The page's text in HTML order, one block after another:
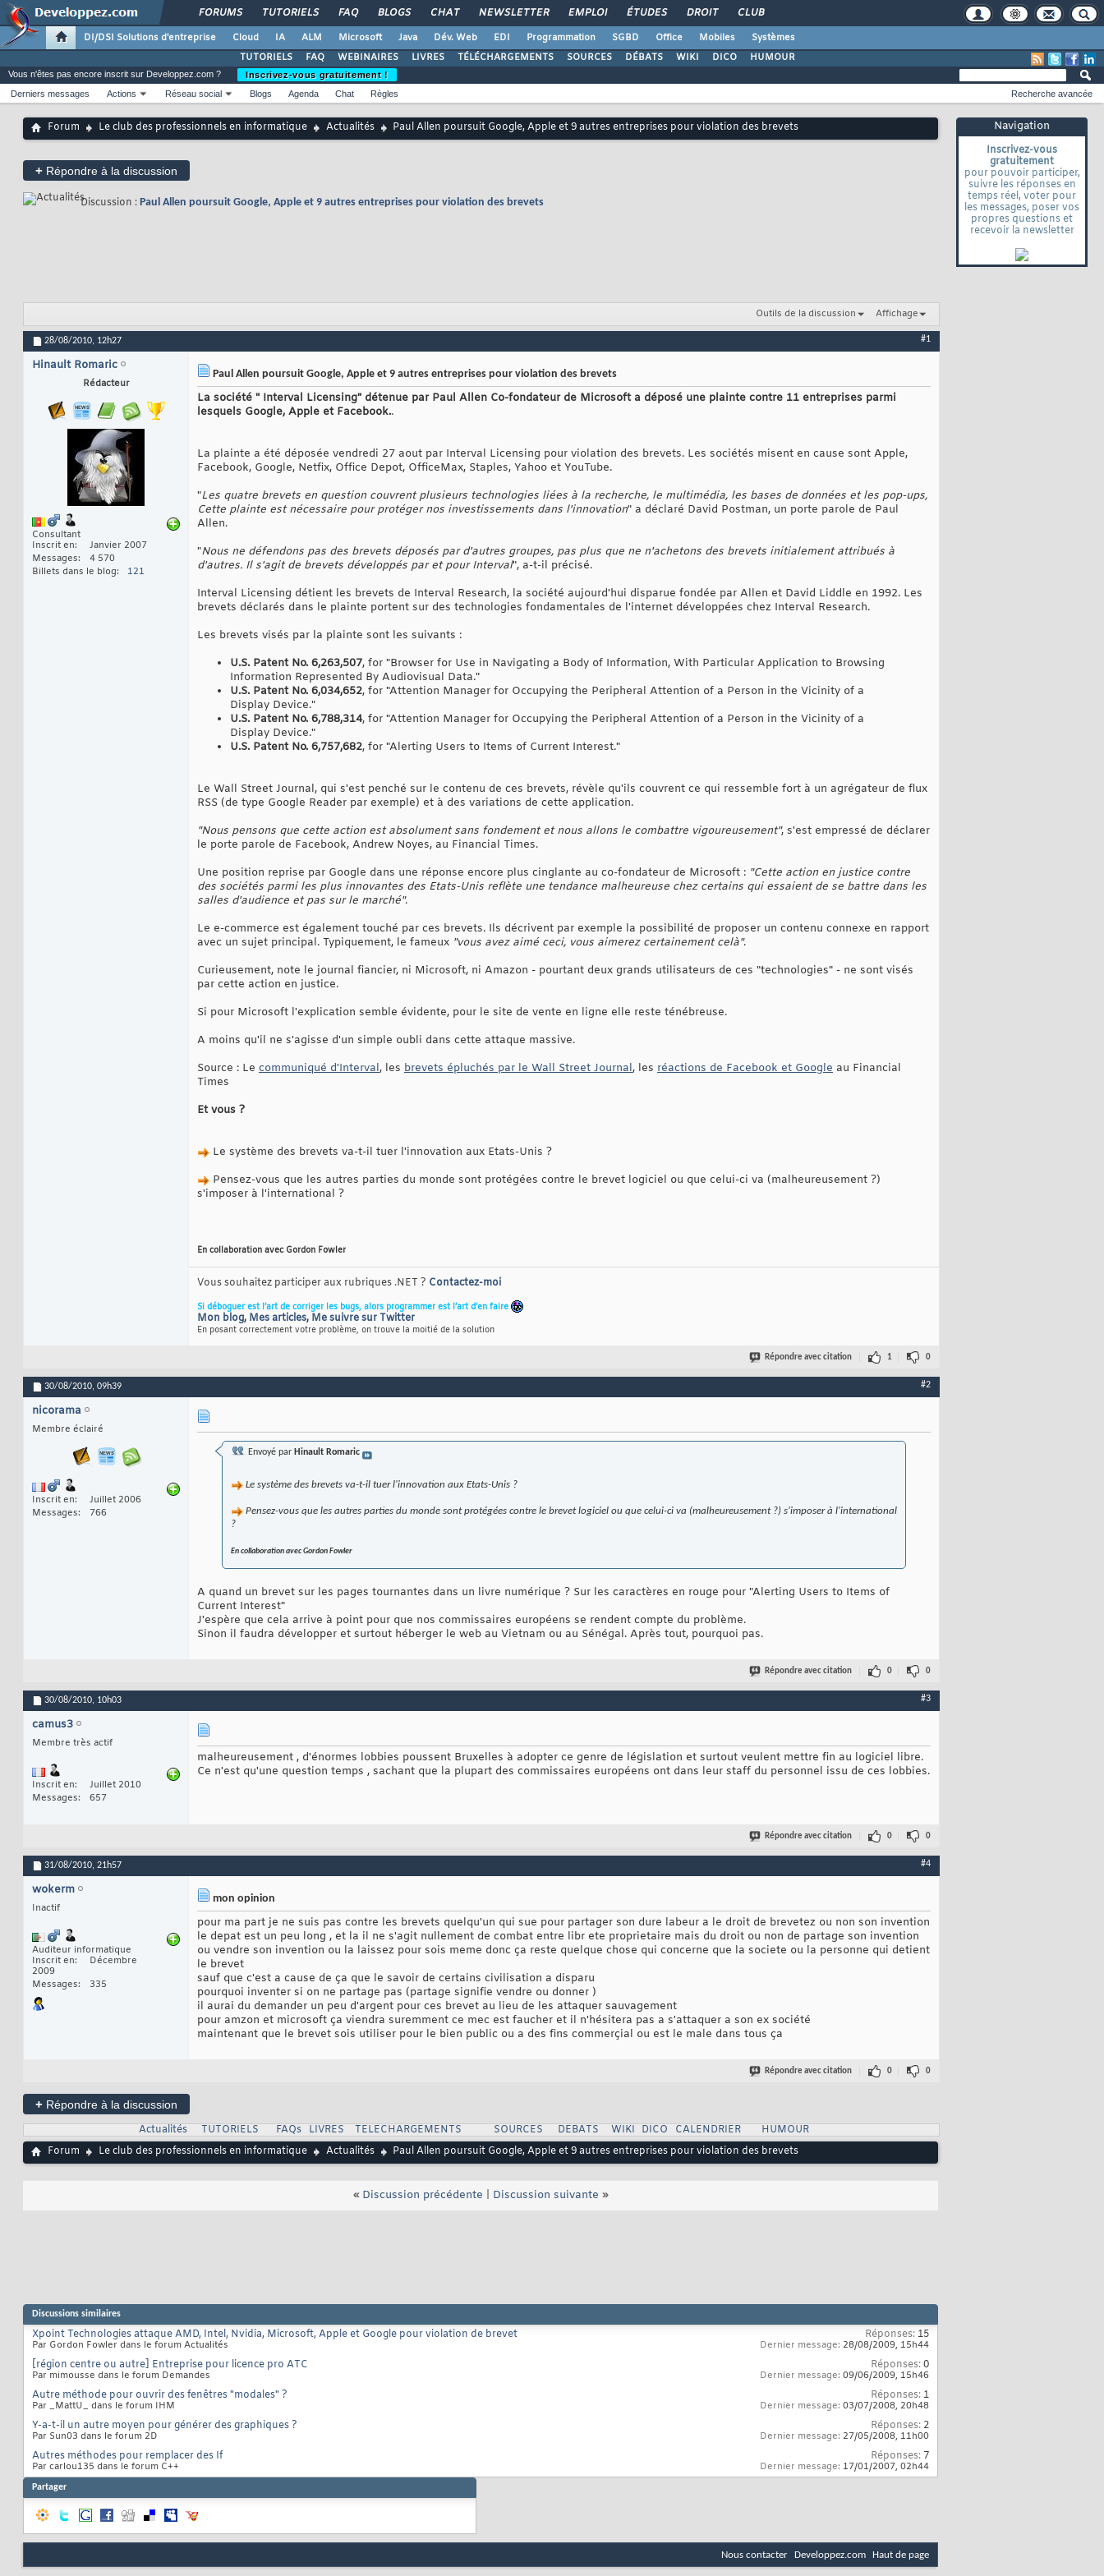
FORUMS TUTORIELS FAQ BLOGS CHAT NEWSLETTER EMPLOI ÉTUDES DROIT CLUB
DI/DSI Solutions d'entreprise Cloud IA ALM Microsoft Java Dév. Web EDI Programmation SGBD Office Mobiles
Systèmes
TUTORIELS
FAQ WEBINAIRES LIVRES TÉLÉCHARGEMENTS SOURCES DÉBATS WIKI DICO HUMOUR
Navigation
Inscrivez-vous
gratuitement
pour pouvoir participer,
suivre les réponses en
temps réel, voter pour
les messages, poser vos
propres questions et
recevoir la newsletter
Vous n'êtes pas encore inscrit sur Developpez.com ?
Inscrivez-vous gratuitement !
Derniers messages
Actions Réseau social Blogs Agenda Chat Règles Recherche avancée
Forum Le club des professionnels en informatique Actualités Paul Allen poursuit Google, Apple et 9 autres entreprises pour violation des brevets
+ Répondre à la discussion
Discussion : Paul Allen poursuit Google, Apple et 9 autres entreprises pour violation des brevets
Outils de la discussion Affichage
28/08/2010, 12h27 #1
Hinault Romaric
Rédacteur
Consultant
Inscrit en
Janvier 2007
Messages
4 570
Billets dans le blog
121
Paul Allen poursuit Google, Apple et 9 autres entreprises pour violation des brevets
La société " Interval Licensing" détenue par Paul Allen Co-fondateur de Microsoft a déposé une plainte contre 11 entreprises parmi
lesquels Google, Apple et Facebook..
La plainte a été déposée vendredi 27 aout par Interval Licensing pour violation des brevets. Les sociétés misent en cause sont Apple,
Facebook, Google, Netfix, Office Depot, OfficeMax, Staples, Yahoo et YouTube.
"Les quatre brevets en question couvrent plusieurs technologies liées à la recherche, le multimédia, les bases de données et les pop-ups,
Cette plainte est nécessaire pour protéger nos investissements dans l'innovation" a déclaré David Postman, un porte parole de Paul
Allen.
"Nous ne défendons pas des brevets déposés par d'autres groupes, pas plus que ne n'achetons des brevets initialement attribués à
d'autres. Il s'agit de brevets développés par et pour Interval", a-t-il précisé.
Interval Licensing détient les brevets de Interval Research, la société aujourd'hui disparue fondée par Allen et David Liddle en 1992. Les
brevets déclarés dans le plainte portent sur des technologies fondamentales de l'internet développées chez Interval Research.
Les brevets visés par la plainte sont les suivants :
U.S. Patent No. 6,263,507, for "Browser for Use in Navigating a Body of Information, With Particular Application to Browsing
Information Represented By Audiovisual Data."
U.S. Patent No. 6,034,652, for "Attention Manager for Occupying the Peripheral Attention of a Person in the Vicinity of a
Display Device."
U.S. Patent No. 6,788,314, for "Attention Manager for Occupying the Peripheral Attention of a Person in the Vicinity of a
Display Device."
U.S. Patent No. 6,757,682, for "Alerting Users to Items of Current Interest."
Le Wall Street Journal, qui s'est penché sur le contenu de ces brevets, révèle qu'ils couvrent ce qui ressemble fort à un agrégateur de flux
RSS (de type Google Reader par exemple) et à des variations de cette application.
"Nous pensons que cette action est absolument sans fondement et nous allons le combattre vigoureusement", s'est empressé de déclarer
le porte parole de Facebook, Andrew Noyes, au Financial Times.
Une position reprise par Google dans une réponse encore plus cinglante au co-fondateur de Microsoft : "Cette action en justice contre
des sociétés parmi les plus innovantes des Etats-Unis reflète une tendance malheureuse chez certains qui essaient de se battre dans les
salles d'audience et pas sur le marché".
Le e-commerce est également touché par ces brevets. Ils décrivent par exemple la possibilité de proposer un contenu connexe en rapport
avec un sujet principal. Typiquement, le fameux "vous avez aimé ceci, vous aimerez certainement celà".
Curieusement, note le journal fiancier, ni Microsoft, ni Amazon - pourtant deux grands utilisateurs de ces "technologies" - ne sont visés
par cette action en justice.
Si pour Microsoft l'explication semble évidente, pour le site de vente en ligne elle reste ténébreuse.
A moins qu'il ne s'agisse d'un simple oubli dans cette attaque massive.
Source : Le communiqué d'Interval, les brevets épluchés par le Wall Street Journal, les réactions de Facebook et Google au Financial
Times
Et vous ?
Le système des brevets va-t-il tuer l'innovation aux Etats-Unis ?
Pensez-vous que les autres parties du monde sont protégées contre le brevet logiciel ou que celui-ci va (malheureusement ?)
s'imposer à l'international ?
En collaboration avec Gordon Fowler
Vous souhaitez participer aux rubriques .NET ? Contactez-moi
Si déboguer est l’art de corriger les bugs, alors programmer est l’art d’en faire
Mon blog, Mes articles, Me suivre sur Twitter
En posant correctement votre problème, on trouve la moitié de la solution
Répondre avec citation 1 0
30/08/2010, 09h39 #2
nicorama
Membre éclairé
Inscrit en
Juillet 2006
Messages
766
Envoyé par Hinault Romaric
Le système des brevets va-t-il tuer l'innovation aux Etats-Unis ?
Pensez-vous que les autres parties du monde sont protégées contre le brevet logiciel ou que celui-ci va (malheureusement ?) s'imposer à l'international
?
En collaboration avec Gordon Fowler
A quand un brevet sur les pages tournantes dans un livre numérique ? Sur les caractères en rouge pour "Alerting Users to Items of
Current Interest"
J'espère que cela arrive à point pour que nos commissaires européens se rendent compte du problème.
Sinon il faudra développer et surtout héberger le web au Vietnam ou au Sénégal. Après tout, pourquoi pas.
Répondre avec citation 0 0
30/08/2010, 10h03 #3
camus3
Membre très actif
Inscrit en
Juillet 2010
Messages
657
malheureusement , d'énormes lobbies poussent Bruxelles à adopter ce genre de législation et surtout veulent mettre fin au logiciel libre.
Ce n'est qu'une question temps , sachant que la plupart des commissaires européens ont dans leur staff du personnel issu de ces lobbies.
Répondre avec citation 0 0
31/08/2010, 21h57 #4
wokerm
Inactif
Auditeur informatique
Inscrit en
Décembre
2009
Messages
335
mon opinion
pour ma part je ne suis pas contre les brevets quelqu'un qui sue pour partager son dure labeur a le droit de brevetez ou non son invention
le depat est un peu long , et la il ne s'agit nullement de combat entre libr ete proprietaire mais du droit ou non de partage son invention
ou vendre son invention ou la laissez pour sois meme donc ça reste quelque chose qui concerne que la societe ou la personne qui detient
le brevet
sauf que c'est a cause de ça que le savoir de certains civilisation a disparu
pourquoi inventer si on ne partage pas (partage signifie vendre ou donner )
il aurai du demander un peu d'argent pour ces brevet au lieu de les attaquer sauvagement
pour amzon et microsoft ça viendra suremment ce mec est faucher et il n'hésitera pas a s'attaquer a son ex société
maintenant que le brevet sois utiliser pour le bien public ou a des fins commerçial ou est le male dans tous ça
Répondre avec citation 0 0
+ Répondre à la discussion
Actualités
TUTORIELS FAQs LIVRES TELECHARGEMENTS SOURCES DEBATS WIKI DICO CALENDRIER
HUMOUR
Forum
Le club des professionnels en informatique Actualités Paul Allen poursuit Google, Apple et 9 autres entreprises pour violation des brevets
« Discussion précédente Discussion suivante »
Discussions similaires
Xpoint Technologies attaque AMD, Intel, Nvidia, Microsoft, Apple et Google pour violation de brevet
Par Gordon Fowler dans le forum Actualités
Réponses: 15
Dernier message: 28/08/2009, 15h44
[région centre ou autre] Entreprise pour licence pro ATC
Par mimousse dans le forum Demandes
Réponses:0
Dernier message: 09/06/2009, 15h46
Autre méthode pour ouvrir des fenêtres "modales" ?
Par _MattU_ dans le forum IHM
Réponses: 1
Dernier message: 03/07/2008, 20h48
Y-a-t-il un autre moyen pour générer des graphiques ?
Par Sun03 dans le forum 2D
Réponses: 2
Dernier message: 27/05/2008, 11h00
Autres méthodes pour remplacer des If
Par carlou135 dans le forum C++
Réponses: 7
Dernier message: 17/01/2007, 02h44
Partager
Nous contacter Developpez.com Haut de page